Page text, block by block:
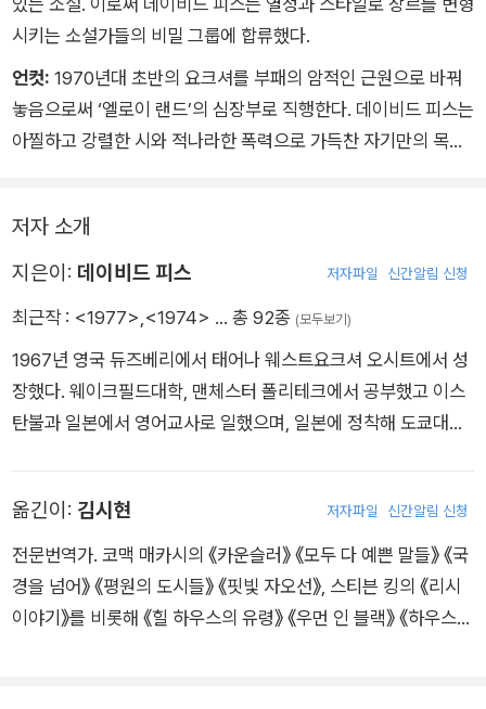
시키는 소설가들의 비밀 그룹에 합류했다.
언컷: 1970년대 초반의 요크셔를 부패의 암적인 근원으로 바꿔
놓음으로써 ‘엘로이 랜드’의 심장부로 직행한다. 데이비드 피스는
아찔하고 강렬한 시와 적나라한 폭력으로 가득찬 자기만의 목소
저자 소개
지은이: 데이비드 피스 저자파일 신간알림 신청
최근작 : <1977>,<1974> … 총 92종 (모두보기)
1967년 영국 듀즈베리에서 태어나 웨스트요크셔 오시트에서 성
장했다. 웨이크필드대학, 맨체스터 폴리테크에서 공부했고 이스
탄불과 일본에서 영어교사로 일했으며, 일본에 정착해 도쿄대학
요크셔 리퍼 살인사건을 배경으로 부패경찰 이야기를 다룬 이 시
리즈는 3부작 텔레비전 드라마로도 만들어져 채널4에서 방영되
었다. 2003년 『그랜타』 지가 선정하는 최고의 젊은 영국 소설가
로 꼽혔고, 대처 시대 영국의 상징적 사건인 광산파업을 그린 『G
옮긴이: 김시현 저자파일 신간알림 신청
전문번역가. 코맥 매카시의 《카운슬러》 《모두 다 예쁜 말들》 《국
경을 넘어》 《평원의 도시들》 《핏빛 자오선》, 스티븐 킹의 《리시
이야기》를 비롯해 《힐 하우스의 유령》 《우먼 인 블랙》 《하우스